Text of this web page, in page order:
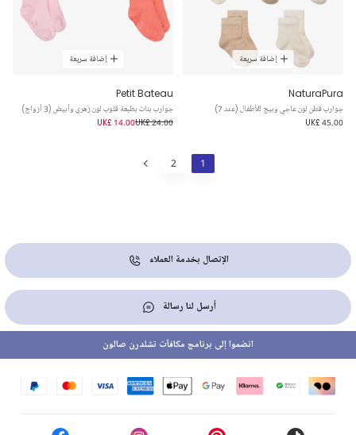
إضافة سريعة
NaturaPura
جوارب قطن لون عاجي وبيج للأطفال (عدد 7)
UK£ 45.00
إضافة سريعة
Petit Bateau
جوارب بنات بطبعة قلوب لون زهري وأبيض (3 أزواج)
UK£ 24.00
UK£ 14.00
1
2
الإتصال بخدمة العملاء
أرسل لنا رسالة
انضموا إلى برنامج مكافآت تشلدرن صالون